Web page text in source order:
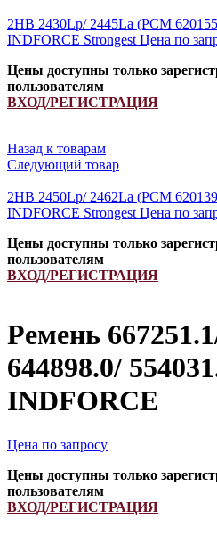
2HB 2430Lp/ 2445La (РСМ
INDFORCE Strongest Цена по
Цены доступны только
пользователям
ВХОД/РЕГИСТРАЦИЯ
Назад к товарам
Следующий товар
2HB 2450Lp/ 2462La (PCM
INDFORCE Strongest Цена по
Цены доступны только
пользователям
ВХОД/РЕГИСТРАЦИЯ
Ремень
644898.0/
INDFORCE
Цена по запросу
Цены доступны только
пользователям
ВХОД/РЕГИСТРАЦИЯ